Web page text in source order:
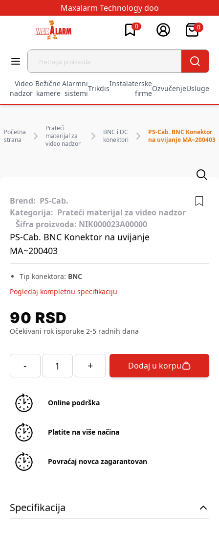
Maxalarm Technology doo
0 0
Video
nadzor
Bežične
kamere
Alarmni
sistemi
Trikdis
Instalaterske
firme
OzvučenjeUsluge
Početna
strana
Prateći
materijal za
video nadzor
BNC i DC
konektori
PS-Cab. BNC Konektor
na uvijanje MA~200403
Brend: PS-Cab.
Kategorija: Prateći materijal za video nadzor
Šifra proizvoda: NIK000023A00000
PS-Cab. BNC Konektor na uvijanje
MA~200403
Tip konektora: BNC
Pogledaj kompletnu specifikaciju
90 RSD
Očekivani rok isporuke 2-5 radnih dana
- + Dodaj u korpu
Online podrška
Platite na više načina
Povraćaj novca zagarantovan
Specifikacija